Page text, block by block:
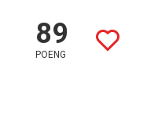
89
POENG